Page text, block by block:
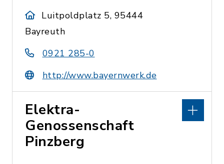
Luitpoldplatz 5, 95444
Bayreuth
0921 285-0
http://www.bayernwerk.de
Elektra-
Genossenschaft
Pinzberg